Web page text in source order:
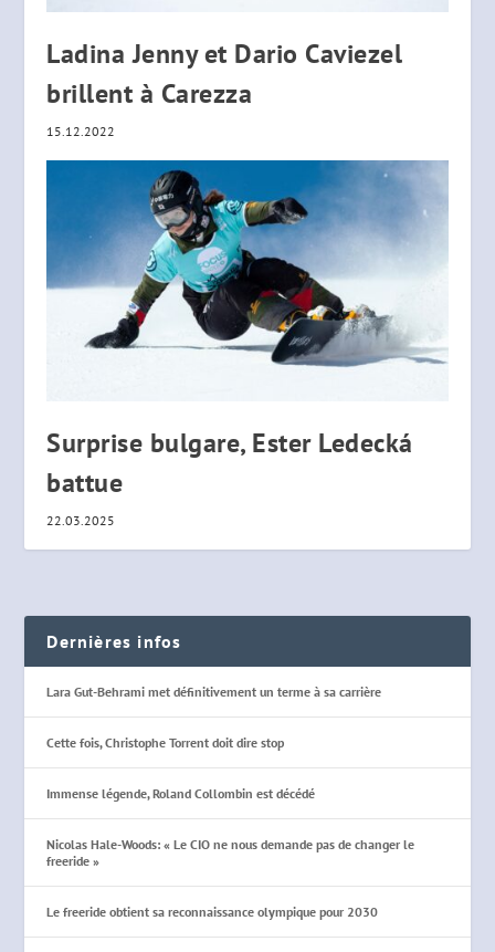
Ladina Jenny et Dario Caviezel
brillent à Carezza
15.12.2022
Surprise bulgare, Ester Ledecká
battue
22.03.2025
Dernières infos
Lara Gut-Behrami met définitivement un terme à sa carrière
Cette fois, Christophe Torrent doit dire stop
Immense légende, Roland Collombin est décédé
Nicolas Hale-Woods: « Le CIO ne nous demande pas de changer le
freeride »
Le freeride obtient sa reconnaissance olympique pour 2030